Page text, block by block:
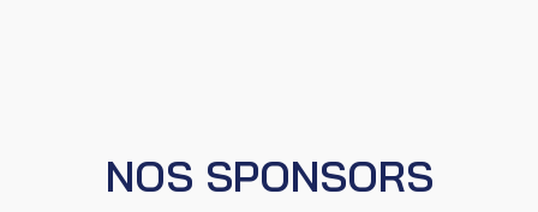
NOS SPONSORS